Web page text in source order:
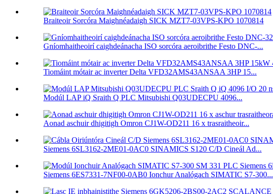
Braiteoir Sorcóra Maighnéadaigh SICK MZT7-03VPS-KPO 1070814
Gníomhaitheoirí caighdeánacha ISO sorcóra aeroibrithe Festo DNC-...
Tiomáint mótair ac inverter Delta VFD32AMS43ANSAA 3HP 15...
Modúl LAP iQ Sraith Q PLC Mitsubishi Q03UDECPU 4096...
Aonad aschuir dhigitigh Omron CJ1W-OD211 16 x trasraitheoir...
Siemens 6SL3162-2ME01-0AC0 SINAMICS S120 C/D Cineál Ad...
Siemens 6ES7331-7NF00-0AB0 Ionchur Analógach SIMATIC S7-300...